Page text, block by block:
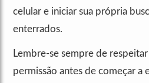
celular e iniciar sua própria
enterrados.
Lembre-se sempre de
permissão antes de começar a